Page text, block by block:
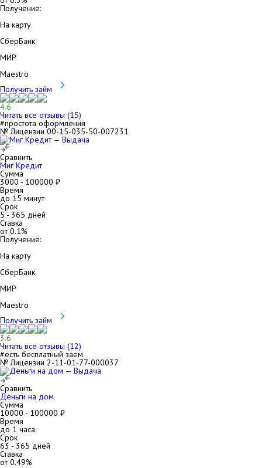
Получение:
На карту
СберБанк
МИР
Maestro
Получить займ
4.6
Читать все отзывы (15)
#простота оформления
№ Лицензии 00-15-035-50-007231
Сравнить
Миг Кредит
Сумма
3000 - 100000 ₽
Время
до 15 минут
Срок
5- 365 дней
Ставка
от0.1%
Получение:
На карту
СберБанк
МИР
Maestro
Получить займ
3.6
Читать все отзывы (12)
#есть бесплатный заем
№ Лицензии 2-11-01-77-000037
Сравнить
Деньги на дом
Сумма
10000 - 100000 ₽
Время
до 1 часа
Срок
63 - 365 дней
Ставка
от0.49%